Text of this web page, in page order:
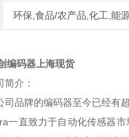
环保,食品/农产品,化工,能
编码器上海现货
介：
司品牌的编码器至今已经有
一直致力于自动化传感器